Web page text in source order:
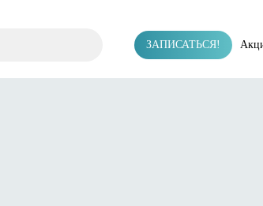
ЗАПИСАТЬСЯ!